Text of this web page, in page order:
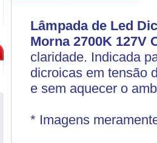
Lâmpada de Led
Morna 2700K 127V
claridade. Indicada
dicroicas em tensão
e sem aquecer o
* Imagens